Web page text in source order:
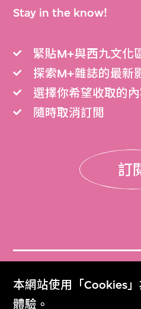
本網站使用「Cookies
體驗。
Stay in the know!
緊貼M+與西九文化
探索M+雜誌的最新
選擇你希望收取的
隨時取消訂閲
訂
門票
Get Tickets